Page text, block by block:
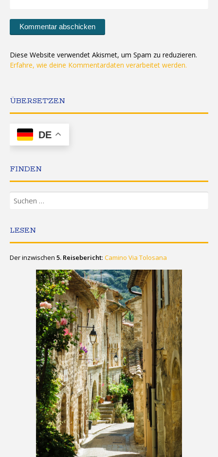
Diese Website verwendet Akismet, um Spam zu reduzieren.
Erfahre, wie deine Kommentardaten verarbeitet werden.
ÜBERSETZEN
DE
FINDEN
Suchen
nach:
LESEN
Der inzwischen 5. Reisebericht: Camino Via Tolosana